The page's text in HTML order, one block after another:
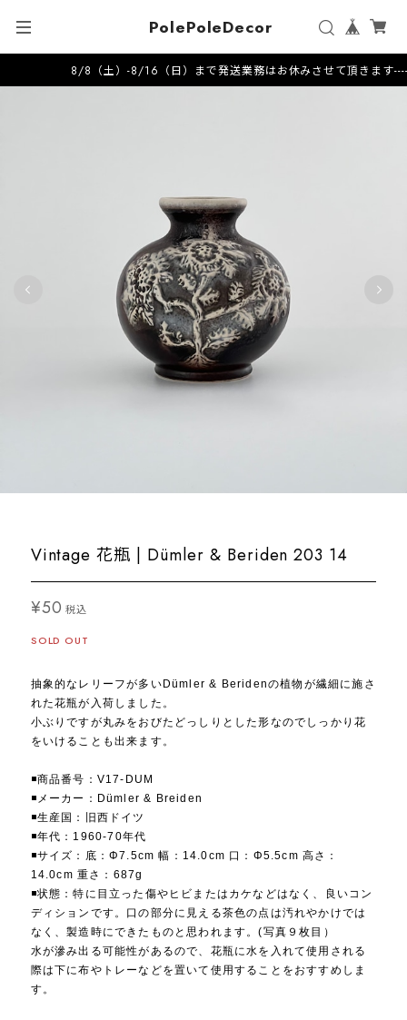
PolePoleDecor
8/8（土）-8/16（日）まで発送業務はお休みさせて頂きます
Vintage 花瓶 | Dümler & Beriden 203 14
¥50 税込
SOLD OUT
抽象的なレリーフが多いDümler & Beridenの植物が繊細に施さ
れた花瓶が入荷しました。
小ぶりですが丸みをおびたどっしりとした形なのでしっかり花
をいけることも出来ます。
◾️商品番号：V17-DUM
◾️メーカー：Dümler & Breiden
◾️生産国：旧西ドイツ
◾️年代：1960-70年代
◾️サイズ：底：Φ7.5cm 幅：14.0cm 口：Φ5.5cm 高さ：
14.0cm 重さ：687g
◾️状態：特に目立った傷やヒビまたはカケなどはなく、良いコン
ディションです。口の部分に見える茶色の点は汚れやかけでは
なく、製造時にできたものと思われます。(写真９枚目）
水が滲み出る可能性があるので、花瓶に水を入れて使用される
際は下に布やトレーなどを置いて使用することをおすすめしま
す。